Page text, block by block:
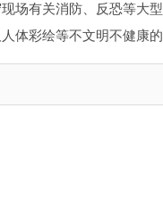
场有关消防、反恐等大型
体彩绘等不文明不健康